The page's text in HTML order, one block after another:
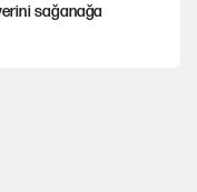
sağanağa